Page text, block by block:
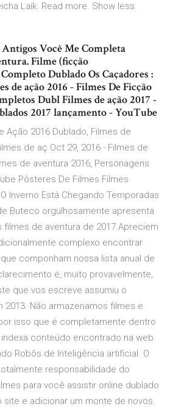
Laik. Read more. Show less.
Você Me Completa
Filme (ficção
Dublado Os Caçadores :
de ação 2016 - Filmes De Ficção
Dubl Filmes de ação 2017 -
2017 lançamento - YouTube
Ação 2016 Dublado, Filmes de
de aç Oct 29, 2016 - Filmes de
de aventura 2016, Personagens
Pôsteres De Filmes Filmes
Inverno Está Chegando Temporadas
Buteco orgulhosamente apresenta
filmes de aventura de 2017.Apreciem
complexo encontrar
componham nossa lista anual de
é, muito provavelmente,
que vos escreve assumiu o
2013. Não armazenamos filmes e
isso que é completamente dentro
conteúdo encontrado na web
Robôs de Inteligência artificial. O
responsabilidade do
para você assistir online dublado
site e adicionar um monte de novos